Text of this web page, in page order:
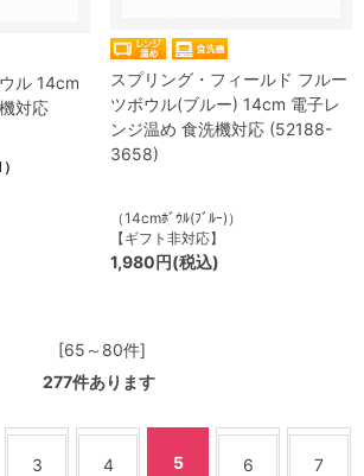
ル 14cm
対応
スプリング・フィールド フルー
ツボウル(ブルー) 14cm 電子レ
ンジ温め 食洗機対応 (52188-
3658)
（14cmﾎﾞｳﾙ(ﾌﾞﾙｰ)）
【ギフト非対応】
1,980円(税込)
[65～80件]
277件あります
3 4 5 6 7